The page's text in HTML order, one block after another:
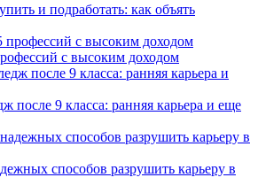
и подработать: как объять
с высоким доходом
после 9 класса: ранняя карьера и еще
способов разрушить карьеру в